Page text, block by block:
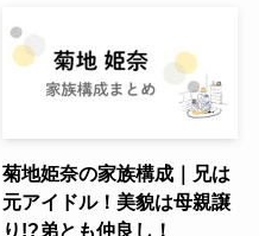
菊地姫奈の家族構成｜兄は
元アイドル！美貌は母親譲
り!?弟とも仲良し！